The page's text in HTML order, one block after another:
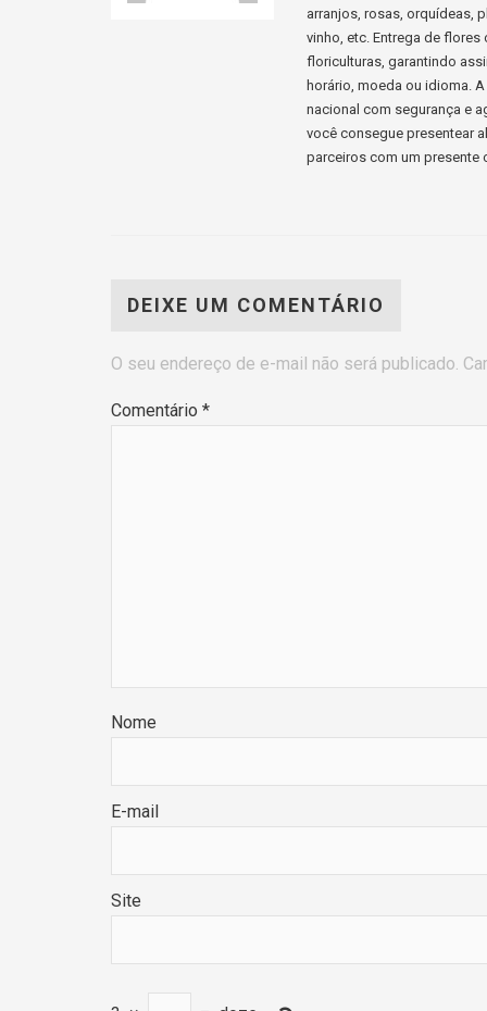
arranjos, rosas, orquídeas,
vinho, etc. Entrega de
floriculturas, garantindo
horário, moeda ou idioma.
nacional com segurança e
você consegue presentear
parceiros com um presente
DEIXE UM COMENTÁRIO
O seu endereço de e-mail não será publicado.
Comentário *
Nome
E-mail
Site